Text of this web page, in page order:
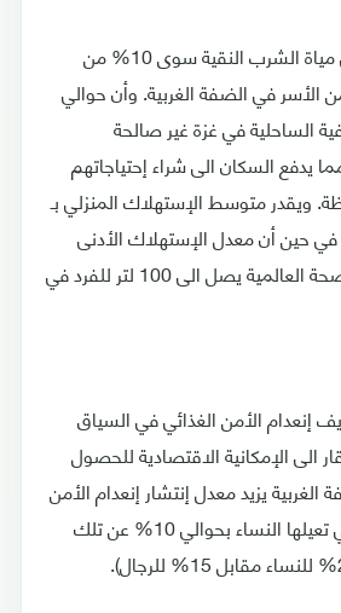
في غزة لا يحصل على مياة الشرب النقية سوى 10% من
مقابل 97% من الأسر في الضفة الغربية. وأن حوالي
الساحلية في غزة غير صالحة
يدفع السكان الى شراء إحتياجاتهم
ويقدر متوسط الإستهلاك المنزلي بـ
، في حين أن معدل الإستهلاك الأدنى
للفرد وفق منظمة الصحة العالمية يصل الى 100 لتر للفرد في
إنعدام الأمن الغذائي في السياق
الى الإمكانية الاقتصادية للحصول
يزيد معدل إنتشار إنعدام الأمن
الغذائي بين الأسر التي تعيلها النساء بحوالي 10% عن تلك